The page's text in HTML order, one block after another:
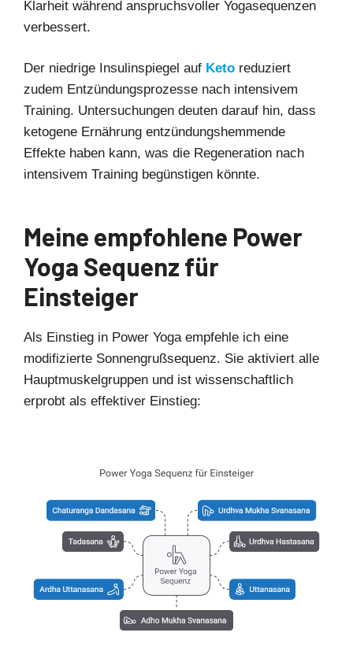
Klarheit während anspruchsvoller Yogasequenzen
verbessert.
Der niedrige Insulinspiegel auf Keto reduziert
zudem Entzündungsprozesse nach intensivem
Training. Untersuchungen deuten darauf hin, dass
ketogene Ernährung entzündungshemmende
Effekte haben kann, was die Regeneration nach
intensivem Training begünstigen könnte.
Meine empfohlene Power
Yoga Sequenz für
Einsteiger
Als Einstieg in Power Yoga empfehle ich eine
modifizierte Sonnengrußsequenz. Sie aktiviert alle
Hauptmuskelgruppen und ist wissenschaftlich
erprobt als effektiver Einstieg: